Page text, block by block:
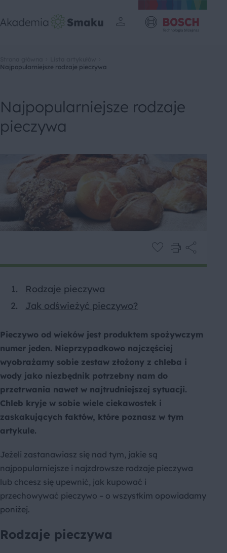
Najpopularniejsze rodzaje pieczywa
Najpopularniejsze rodzaje
pieczywa
Rodzaje pieczywa
Jak odświeżyć pieczywo?
Pieczywo od wieków jest produktem spożywczym
numer jeden. Nieprzypadkowo najczęściej
wyobrażamy sobie zestaw złożony z chleba i
wody jako niezbędnik potrzebny nam do
przetrwania nawet w najtrudniejszej sytuacji.
Chleb kryje w sobie wiele ciekawostek i
zaskakujących faktów, które poznasz w tym
artykule.
Jeżeli zastanawiasz się nad tym, jakie są
najpopularniejsze i najzdrowsze rodzaje pieczywa
lub chcesz się upewnić, jak kupować i
przechowywać pieczywo – o wszystkim opowiadamy
poniżej.
Rodzaje pieczywa